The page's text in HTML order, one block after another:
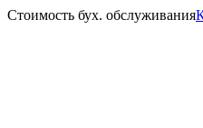
Стоимость бух. обслуживания